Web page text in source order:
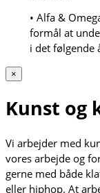
• Alfa &
formål at
i det følgende
×
Kunst og
Vi arbejder med
vores arbejde og
gerne med både
eller hiphop. At